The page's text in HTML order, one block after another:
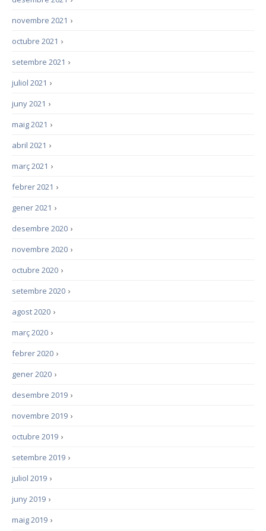
›
novembre 2021
›
octubre 2021
›
setembre 2021
›
juliol 2021
›
juny 2021
›
maig 2021
›
abril 2021
›
març 2021
›
febrer 2021
›
gener 2021
›
desembre 2020
›
novembre 2020
›
octubre 2020
›
setembre 2020
›
agost 2020
›
març 2020
›
febrer 2020
›
gener 2020
›
desembre 2019
›
novembre 2019
›
octubre 2019
›
setembre 2019
›
juliol 2019
›
juny 2019
›
maig 2019